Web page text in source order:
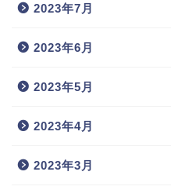
2023年7月
2023年6月
2023年5月
2023年4月
2023年3月